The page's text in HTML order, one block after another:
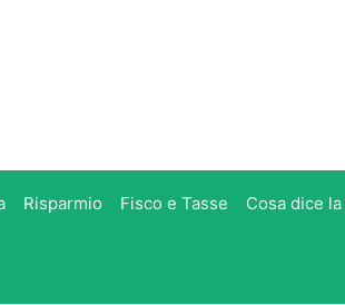
Risparmio Fisco e Tasse Cosa dice